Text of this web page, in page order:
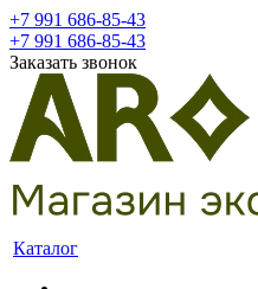
+7 991 686-85-43
+7 991 686-85-43
Заказать звонок
Каталог